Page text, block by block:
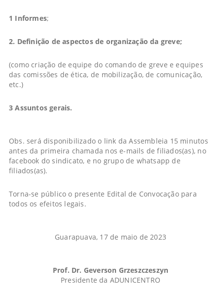
1 Informes;
2. Definição de aspectos de organização da greve;
(como criação de equipe do comando de greve e equipes
das comissões de ética, de mobilização, de comunicação,
etc.)
3 Assuntos gerais.
Obs. será disponibilizado o link da Assembleia 15 minutos
antes da primeira chamada nos e-mails de filiados(as), no
facebook do sindicato, e no grupo de whatsapp de
filiados(as).
Torna-se público o presente Edital de Convocação para
todos os efeitos legais.
Guarapuava, 17 de maio de 2023
Prof. Dr. Geverson Grzeszczeszyn
Presidente da ADUNICENTRO